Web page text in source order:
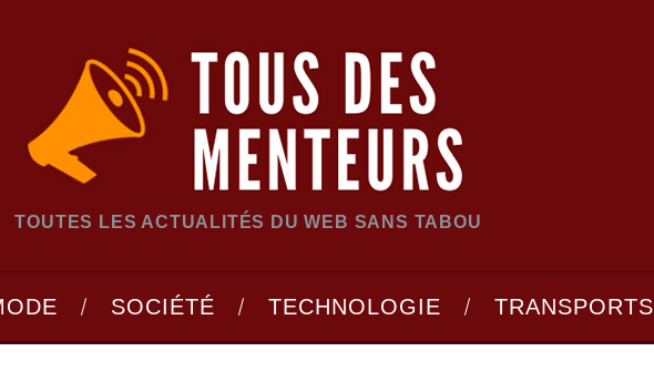
TOUTES LES ACTUALITÉS DU WEB SANS TABOU
SOCIÉTÉ TECHNOLOGIE TRANSPORTS